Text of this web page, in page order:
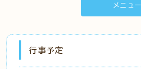
メニュー
行事予定